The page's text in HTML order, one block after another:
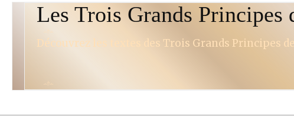
Les Trois Grands Principes
Découvrez les textes des Trois Grands Principes